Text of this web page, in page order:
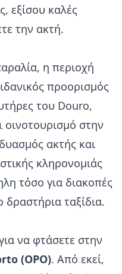
εξίσου καλές
την ακτή.
η περιοχή
προορισμός
του Douro,
στην
ακτής και
κληρονομιάς
τόσο για διακοπές
ταξίδια.
να φτάσετε στην
(OPO). Από εκεί,